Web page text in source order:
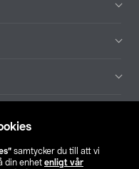
samtycker du till att vi
din enhet enligt vår